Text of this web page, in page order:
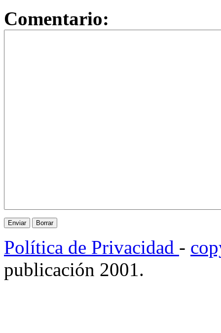
Comentario:
Política de Privacidad -
publicación 2001.